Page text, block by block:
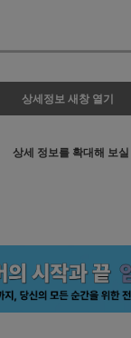
상세정보 새창 열기
상세 정보를 확대해 보